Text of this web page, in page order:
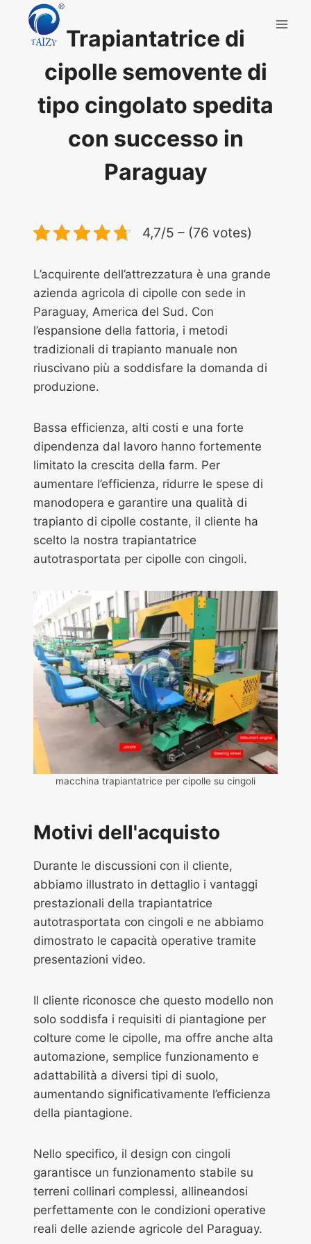
contenuto
Trapiantatrice di
cipolle semovente di
tipo cingolato spedita
con successo in
Paraguay
4,7/5 – (76 votes)
L’acquirente dell’attrezzatura è una grande
azienda agricola di cipolle con sede in
Paraguay, America del Sud. Con
l’espansione della fattoria, i metodi
tradizionali di trapianto manuale non
riuscivano più a soddisfare la domanda di
produzione.
Bassa efficienza, alti costi e una forte
dipendenza dal lavoro hanno fortemente
limitato la crescita della farm. Per
aumentare l’efficienza, ridurre le spese di
manodopera e garantire una qualità di
trapianto di cipolle costante, il cliente ha
scelto la nostra trapiantatrice
autotrasportata per cipolle con cingoli.
macchina trapiantatrice per cipolle su cingoli
Motivi dell'acquisto
Durante le discussioni con il cliente,
abbiamo illustrato in dettaglio i vantaggi
prestazionali della trapiantatrice
autotrasportata con cingoli e ne abbiamo
dimostrato le capacità operative tramite
presentazioni video.
Il cliente riconosce che questo modello non
solo soddisfa i requisiti di piantagione per
colture come le cipolle, ma offre anche alta
automazione, semplice funzionamento e
adattabilità a diversi tipi di suolo,
aumentando significativamente l’efficienza
della piantagione.
Nello specifico, il design con cingoli
garantisce un funzionamento stabile su
terreni collinari complessi, allineandosi
perfettamente con le condizioni operative
reali delle aziende agricole del Paraguay.